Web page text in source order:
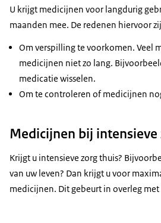
U krijgt medicijnen voor langdurig
maanden mee. De redenen hiervoor
Om verspilling te voorkomen. Veel
medicijnen niet zo lang.
medicatie wisselen.
Om te controleren of medicijnen
Medicijnen bij
Krijgt u intensieve zorg thuis?
van uw leven? Dan krijgt u voor
medicijnen. Dit gebeurt in overleg met